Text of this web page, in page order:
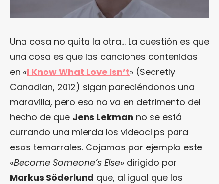
Una cosa no quita la otra… La cuestión es que
una cosa es que las canciones contenidas
en «I Know What Love Isn’t» (Secretly
Canadian, 2012) sigan pareciéndonos una
maravilla, pero eso no va en detrimento del
hecho de que Jens Lekman no se está
currando una mierda los videoclips para
esos temarrales. Cojamos por ejemplo este
«Become Someone’s Else» dirigido por
Markus Söderlund que, al igual que los